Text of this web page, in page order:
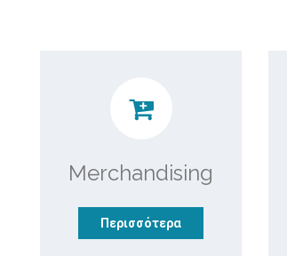
Merchandising
Περισσότερα